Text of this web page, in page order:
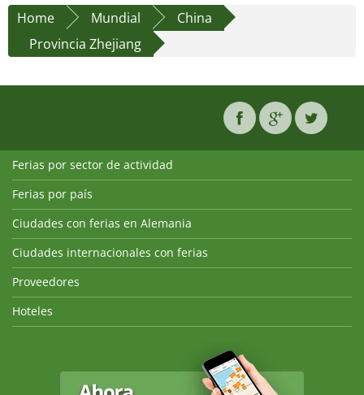
Home
Mundial
China
Provincia Zhejiang
Ferias por sector de actividad
Ferias por país
Ciudades con ferias en Alemania
Ciudades internacionales con ferias
Proveedores
Hoteles